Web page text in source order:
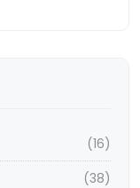
(16)
(38)